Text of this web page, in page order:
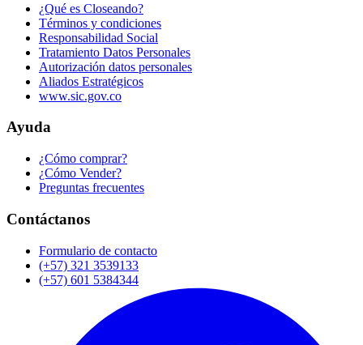
¿Qué es Closeando?
Términos y condiciones
Responsabilidad Social
Tratamiento Datos Personales
Autorización datos personales
Aliados Estratégicos
www.sic.gov.co
Ayuda
¿Cómo comprar?
¿Cómo Vender?
Preguntas frecuentes
Contáctanos
Formulario de contacto
(+57) 321 3539133
(+57) 601 5384344